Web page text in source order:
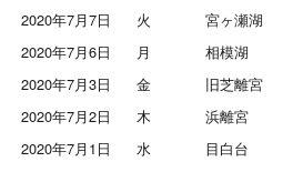
2020年7月7日
火 宮ヶ瀬湖
2020年7月6日
月 相模湖
2020年7月3日
金 旧芝離宮
2020年7月2日
木 浜離宮
2020年7月1日
水 目白台